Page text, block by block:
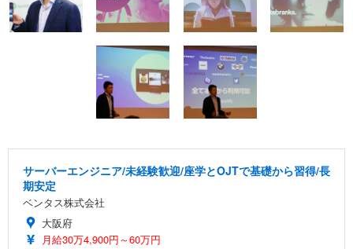
サーバーエンジニア/未経験歓迎/座学とOJTで基礎から習得/長
期安定
ベンタス株式会社
大阪府
月給30万4,900円～60万円